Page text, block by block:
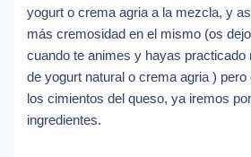
yogurt o crema agria a la mezcla, y
más cremosidad en el mismo (os
cuando te animes y hayas practicado
de yogurt natural o crema agria )
los cimientos del queso, ya iremos
ingredientes.